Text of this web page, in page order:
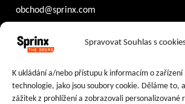
Spravovat Souhlas s
K ukládání a/nebo přístupu k informacím o zařízení
technologie, jako jsou soubory cookie. Děláme to,
zážitek z prohlížení a zobrazovali personalizované
obchod@sprinx.com
Otevírací doba recepce:
PO – ČT8:30 – 17:30
Sledujte nás na: